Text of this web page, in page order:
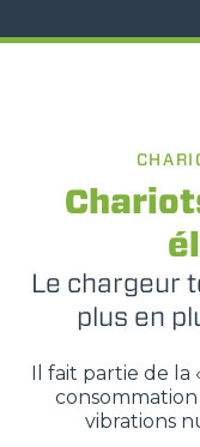
75-170
Le chargeur
plus en
Il fait partie de la
vibrations